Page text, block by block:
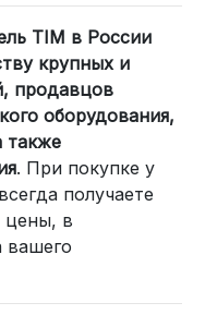
регионов
с
до
2 дней) или
3 дней).
от300
TIM в России
крупных и
продавцов
оборудования,
также
. При покупке у
получаете
цены, в
вашего